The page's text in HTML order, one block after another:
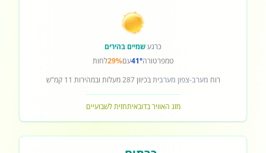
כרגעשמיים בהירים
טמפרטורה41°עם29%לחות
רוח מערב-צפון מערביתבכיוון287מעלות ובמהירות 11 קמ"ש
מזג האוויר בדובאיתחזית לשבועיים